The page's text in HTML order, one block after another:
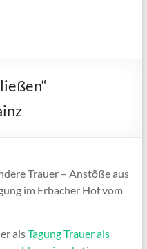
Trauer – Anstöße aus
im Erbacher Hof vom
alsTagung Trauer als